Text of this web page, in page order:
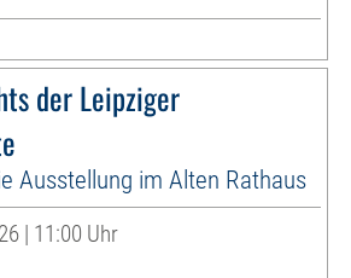
der Leipziger
Ausstellung im Alten Rathaus
| 11:00 Uhr